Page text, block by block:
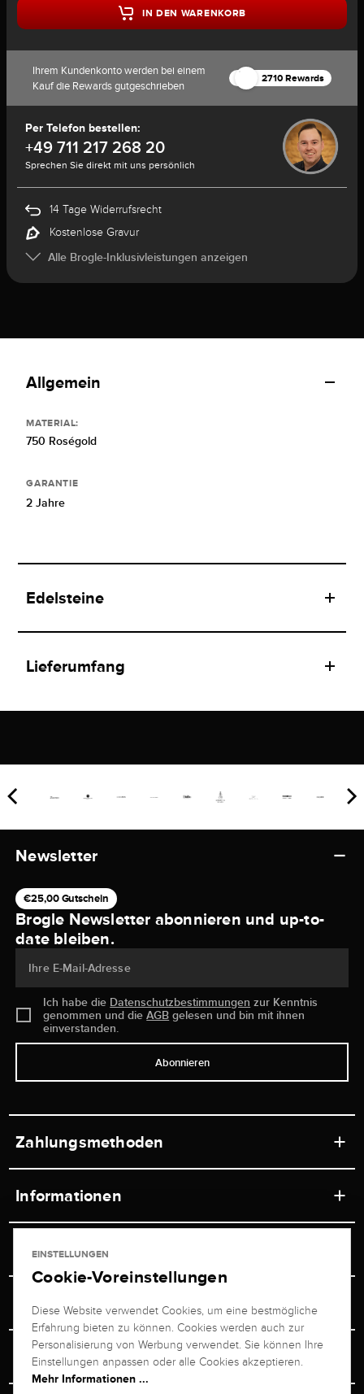
IN DEN WARENKORB
Ihrem Kundenkonto werden bei einem
Kauf die Rewards gutgeschrieben
2710 Rewards
Per Telefon bestellen:
+49 711 217 268 20
Sprechen Sie direkt mit uns persönlich
14 Tage Widerrufsrecht
Kostenlose Gravur
Alle Brogle-Inklusivleistungen anzeigen
Allgemein
MATERIAL:
750 Roségold
GARANTIE
2 Jahre
Edelsteine
Lieferumfang
Newsletter
€25,00 Gutschein
Brogle Newsletter abonnieren und up-to-
date bleiben.
Ihre E-Mail-Adresse
Ich habe die Datenschutzbestimmungen zur Kenntnis
genommen und dieAGB gelesen und bin mit ihnen
einverstanden.
Abonnieren
Zahlungsmethoden
Informationen
Ladengeschäft
Versand & Zahlung
Ratgeber
Service
Newsletterabmeldung
Retouren-Service
Juwelier Brogle
Über uns
Unternehmen
Persönlicher Berater
EINSTELLUNGEN
Cookie-Voreinstellungen
Diese Website verwendet Cookies, um eine bestmögliche
Erfahrung bieten zu können. Cookies werden auch zur
Personalisierung von Werbung verwendet. Sie können Ihre
Einstellungen anpassen oder alle Cookies akzeptieren.
Mehr Informationen ...